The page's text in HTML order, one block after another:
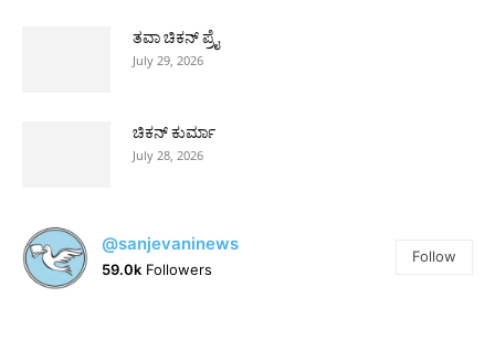
ತವಾ ಚಿಕನ್ ಪ್ರೈ
July 29, 2026
ಚಿಕನ್ ಕುರ್ಮಾ
July 28, 2026
@sanjevaninews
59.0k Followers
Follow